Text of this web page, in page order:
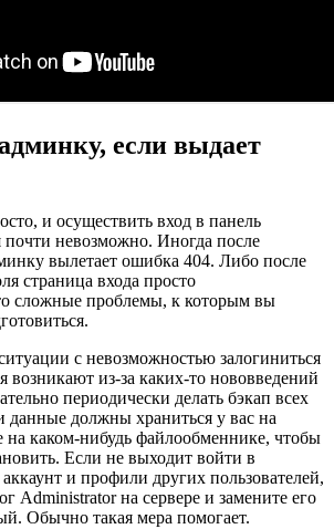
если выдает
и осуществить вход в панель
невозможно. Иногда после
вылетает ошибка 404. Либо после
страница входа просто
сложные проблемы, к которым вы
с невозможностью залогиниться
возникают из-за каких-то нововведений
периодически делать бэкап всех
данные должны храниться у вас на
на каком-нибудь файлообменнике, чтобы
Если не выходит войти в
и профили других пользователей,
Administrator на сервере и замените его
Обычно такая мера помогает.